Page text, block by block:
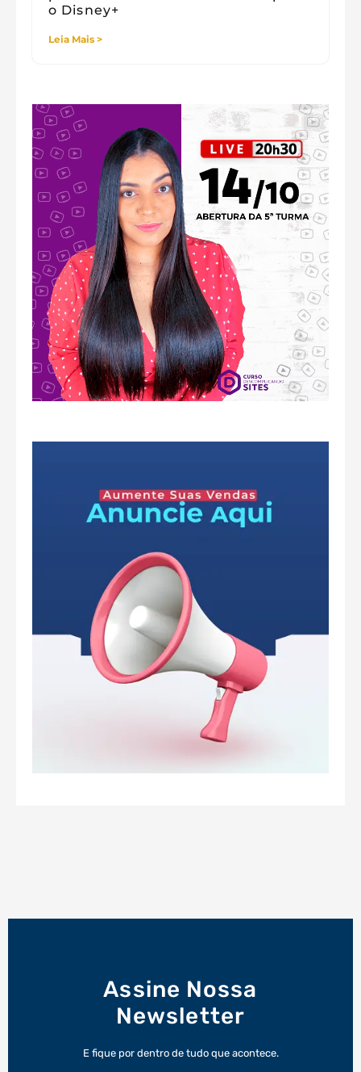
o Disney+
Leia Mais >
Assine Nossa
Newsletter
E fique por dentro de tudo que acontece.